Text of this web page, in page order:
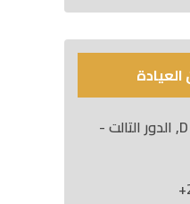
توين تاورز، مبنى D, الدور التالت -